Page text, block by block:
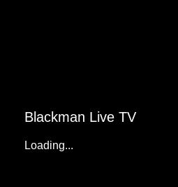
Blackman Live TV
Loading...